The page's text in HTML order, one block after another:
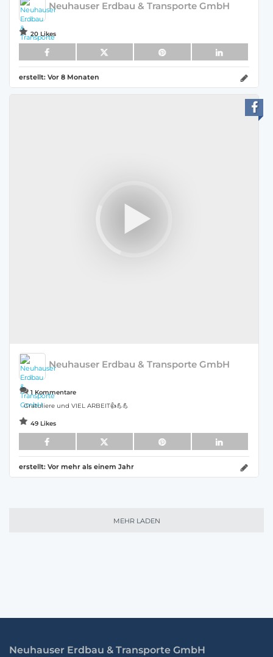
Neuhauser Erdbau & Transporte GmbH
20 Likes
erstellt: Vor 8 Monaten
Neuhauser Erdbau & Transporte GmbH
1 Kommentare
Gratuliere und VIEL ARBEIT👍💪💪
49 Likes
erstellt: Vor mehr als einem Jahr
MEHR LADEN
Neuhauser Erdbau & Transporte GmbH